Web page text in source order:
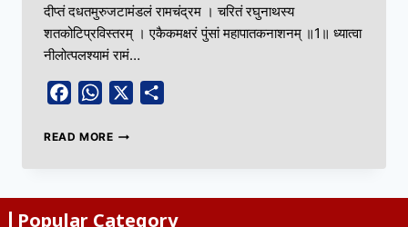
दीप्तं दधतमुरुजटामंडलं रामचंद्रम । चरितं रघुनाथस्य
शतकोटिप्रविस्तरम्‌ । एकैकमक्षरं पुंसां महापातकनाशनम्‌ ॥1॥ ध्यात्वा
नीलोत्पलश्यामं रामं…
FacebookWhatsApp
READ MORE
Popular Category